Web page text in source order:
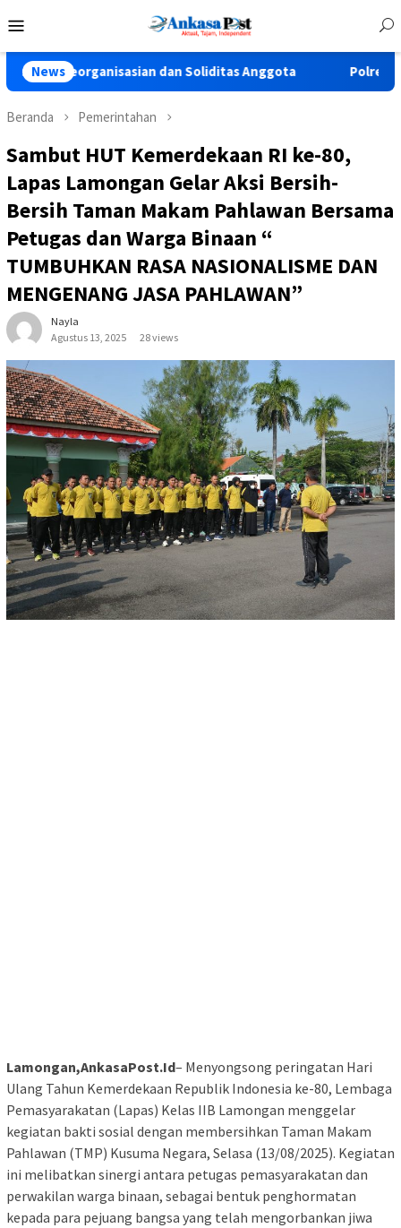
ke
Mobile
Newsdan Soliditas Anggota Polres Pasuruan
Beranda Pemerintahan
Sambut HUT Kemerdekaan RI ke-80,
Lapas Lamongan Gelar Aksi Bersih-
Bersih Taman Makam Pahlawan Bersama
Petugas dan Warga Binaan “
TUMBUHKAN RASA NASIONALISME DAN
MENGENANG JASA PAHLAWAN”
Nayla
Agustus 13, 2025
28 views
Lamongan,AnkasaPost.Id– Menyongsong peringatan Hari
Ulang Tahun Kemerdekaan Republik Indonesia ke-80, Lembaga
Pemasyarakatan (Lapas) Kelas IIB Lamongan menggelar
kegiatan bakti sosial dengan membersihkan Taman Makam
Pahlawan (TMP) Kusuma Negara, Selasa (13/08/2025). Kegiatan
ini melibatkan sinergi antara petugas pemasyarakatan dan
perwakilan warga binaan, sebagai bentuk penghormatan
kepada para pejuang bangsa yang telah mengorbankan jiwa